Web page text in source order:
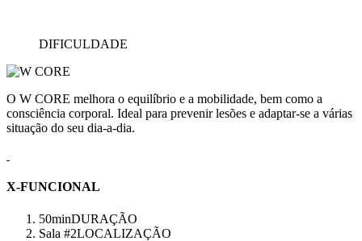
DIFICULDADE
O W CORE melhora o equilíbrio e a mobilidade, bem como a
consciência corporal. Ideal para prevenir lesões e adaptar-se a várias
situação do seu dia-a-dia.
X-FUNCIONAL
50minDURAÇÃO
Sala #2LOCALIZAÇÃO